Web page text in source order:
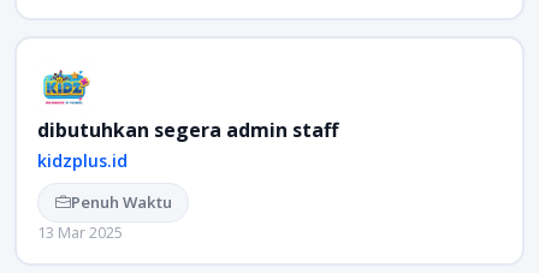
dibutuhkan segera admin staff
kidzplus.id
Penuh Waktu
13 Mar 2025